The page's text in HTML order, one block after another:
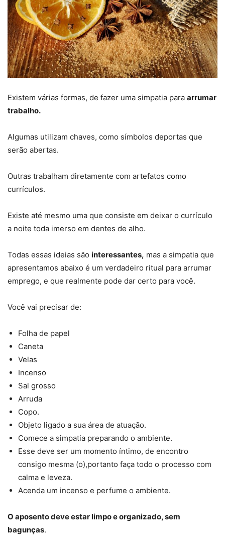
Existem várias formas, de fazer uma simpatia para arrumar
trabalho.
Algumas utilizam chaves, como símbolos deportas que
serão abertas.
Outras trabalham diretamente com artefatos como
currículos.
Existe até mesmo uma que consiste em deixar o currículo
a noite toda imerso em dentes de alho.
Todas essas ideias são interessantes, mas a simpatia que
apresentamos abaixo é um verdadeiro ritual para arrumar
emprego, e que realmente pode dar certo para você.
Você vai precisar de:
Folha de papel
Caneta
Velas
Incenso
Sal grosso
Arruda
Copo.
Objeto ligado a sua área de atuação.
Comece a simpatia preparando o ambiente.
Esse deve ser um momento íntimo, de encontro
consigo mesma (o),portanto faça todo o processo com
calma e leveza.
Acenda um incenso e perfume o ambiente.
O aposento deve estar limpo e organizado, sem
bagunças.